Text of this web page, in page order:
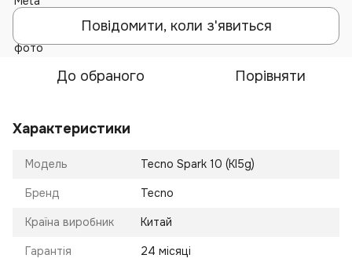
Повідомити, коли з'явиться
До обраного Порівняти
Характеристики
Модель Tecno Spark 10 (KI5g)
Бренд Tecno
Країна виробник Китай
Гарантія 24 місяці